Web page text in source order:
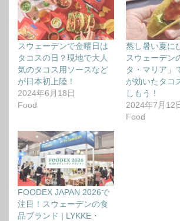
スウェーデンで金曜日は
タコスの日？現地で大人
気のタコス用ソースなど
が日本初上陸！
2024年6月18日
Food
蒸し暑い夏に
スウェーデン
タ・マリア」
が効いたタコ
しもう！
2024年7月12
Food
FOODEX JAPAN 2026で
注目！スウェーデンの食
品ブランド | LYKKE・